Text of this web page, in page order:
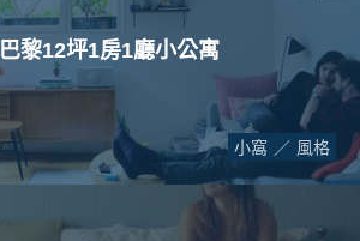
巴黎12坪1房1廳小公寓
小窩 風格